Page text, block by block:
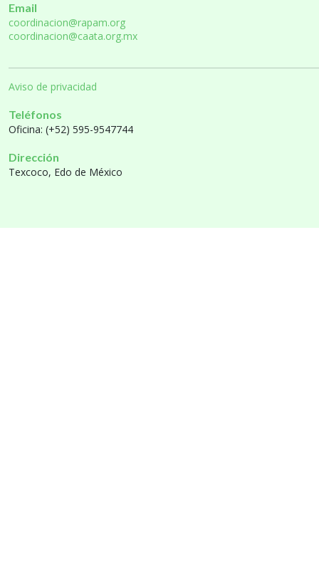
Email
coordinacion@rapam.org
coordinacion@caata.org.mx
Aviso de privacidad
Teléfonos
Oficina: (+52) 595-9547744
Dirección
Texcoco, Edo de México